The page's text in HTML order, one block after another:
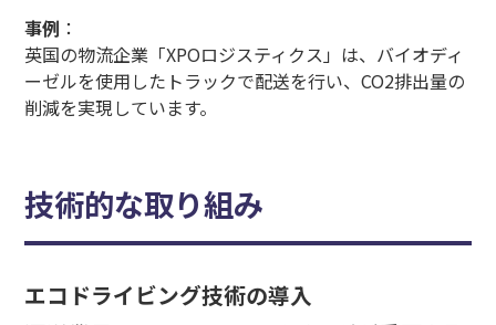
事例 ：
英国の物流企業「XPOロジスティクス」は、バイオディ
ーゼルを使用したトラックで配送を行い、CO2排出量の
削減を実現しています。
技術的な取り組み
エコドライビング技術の導入